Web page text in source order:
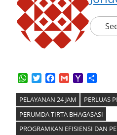
WhatsApp
TwitterFacebook
GmailYahoo
PELAYANAN 24 JAM
PERLUAS
PERUMDA TIRTA BHAGASASI
PROGRAMKAN EFISIENSI DAN